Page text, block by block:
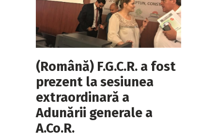
(Română) F.G.C.R. a fost
prezent la sesiunea
extraordinară a
Adunării generale a
A.Co.R.